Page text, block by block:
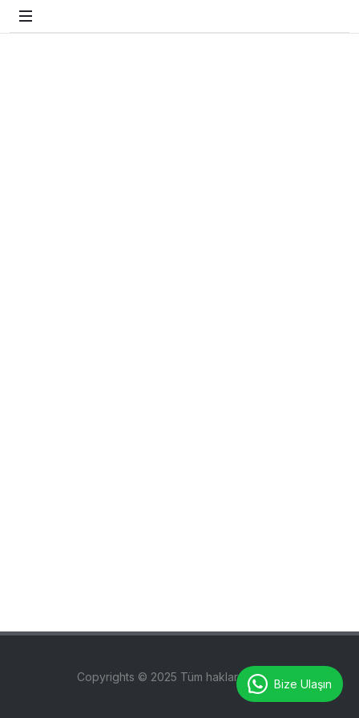
Copyrights © 2025 Tüm hakları saklıdır.Bize Ulaşın